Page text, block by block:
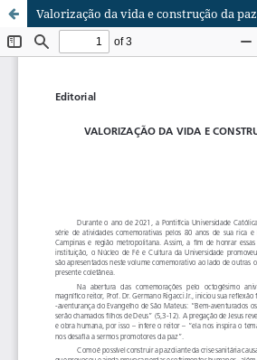
Valorização da vida e construção da paz